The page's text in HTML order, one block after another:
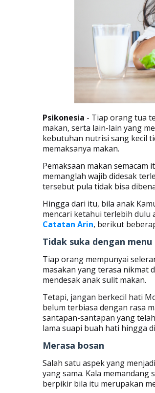
Psikonesia - Tiap orang tua
makan, serta lain-lain yang
kebutuhan nutrisi sang kecil
memaksanya makan.
Pemaksaan makan
memanglah wajib didesak
tersebut pula tidak bisa
Hingga dari itu, bila anak
mencari ketahui terlebih dulu
Catatan Arin, berikut
Tidak suka dengan menu
Tiap orang mempunyai
masakan yang terasa nikmat
mendesak anak sulit makan.
Tetapi, jangan berkecil hati
belum terbiasa dengan rasa
santapan-santapan yang
lama suapi buah hati hingga
Merasa bosan
Salah satu aspek yang
yang sama. Kala
berpikir bila itu merupakan